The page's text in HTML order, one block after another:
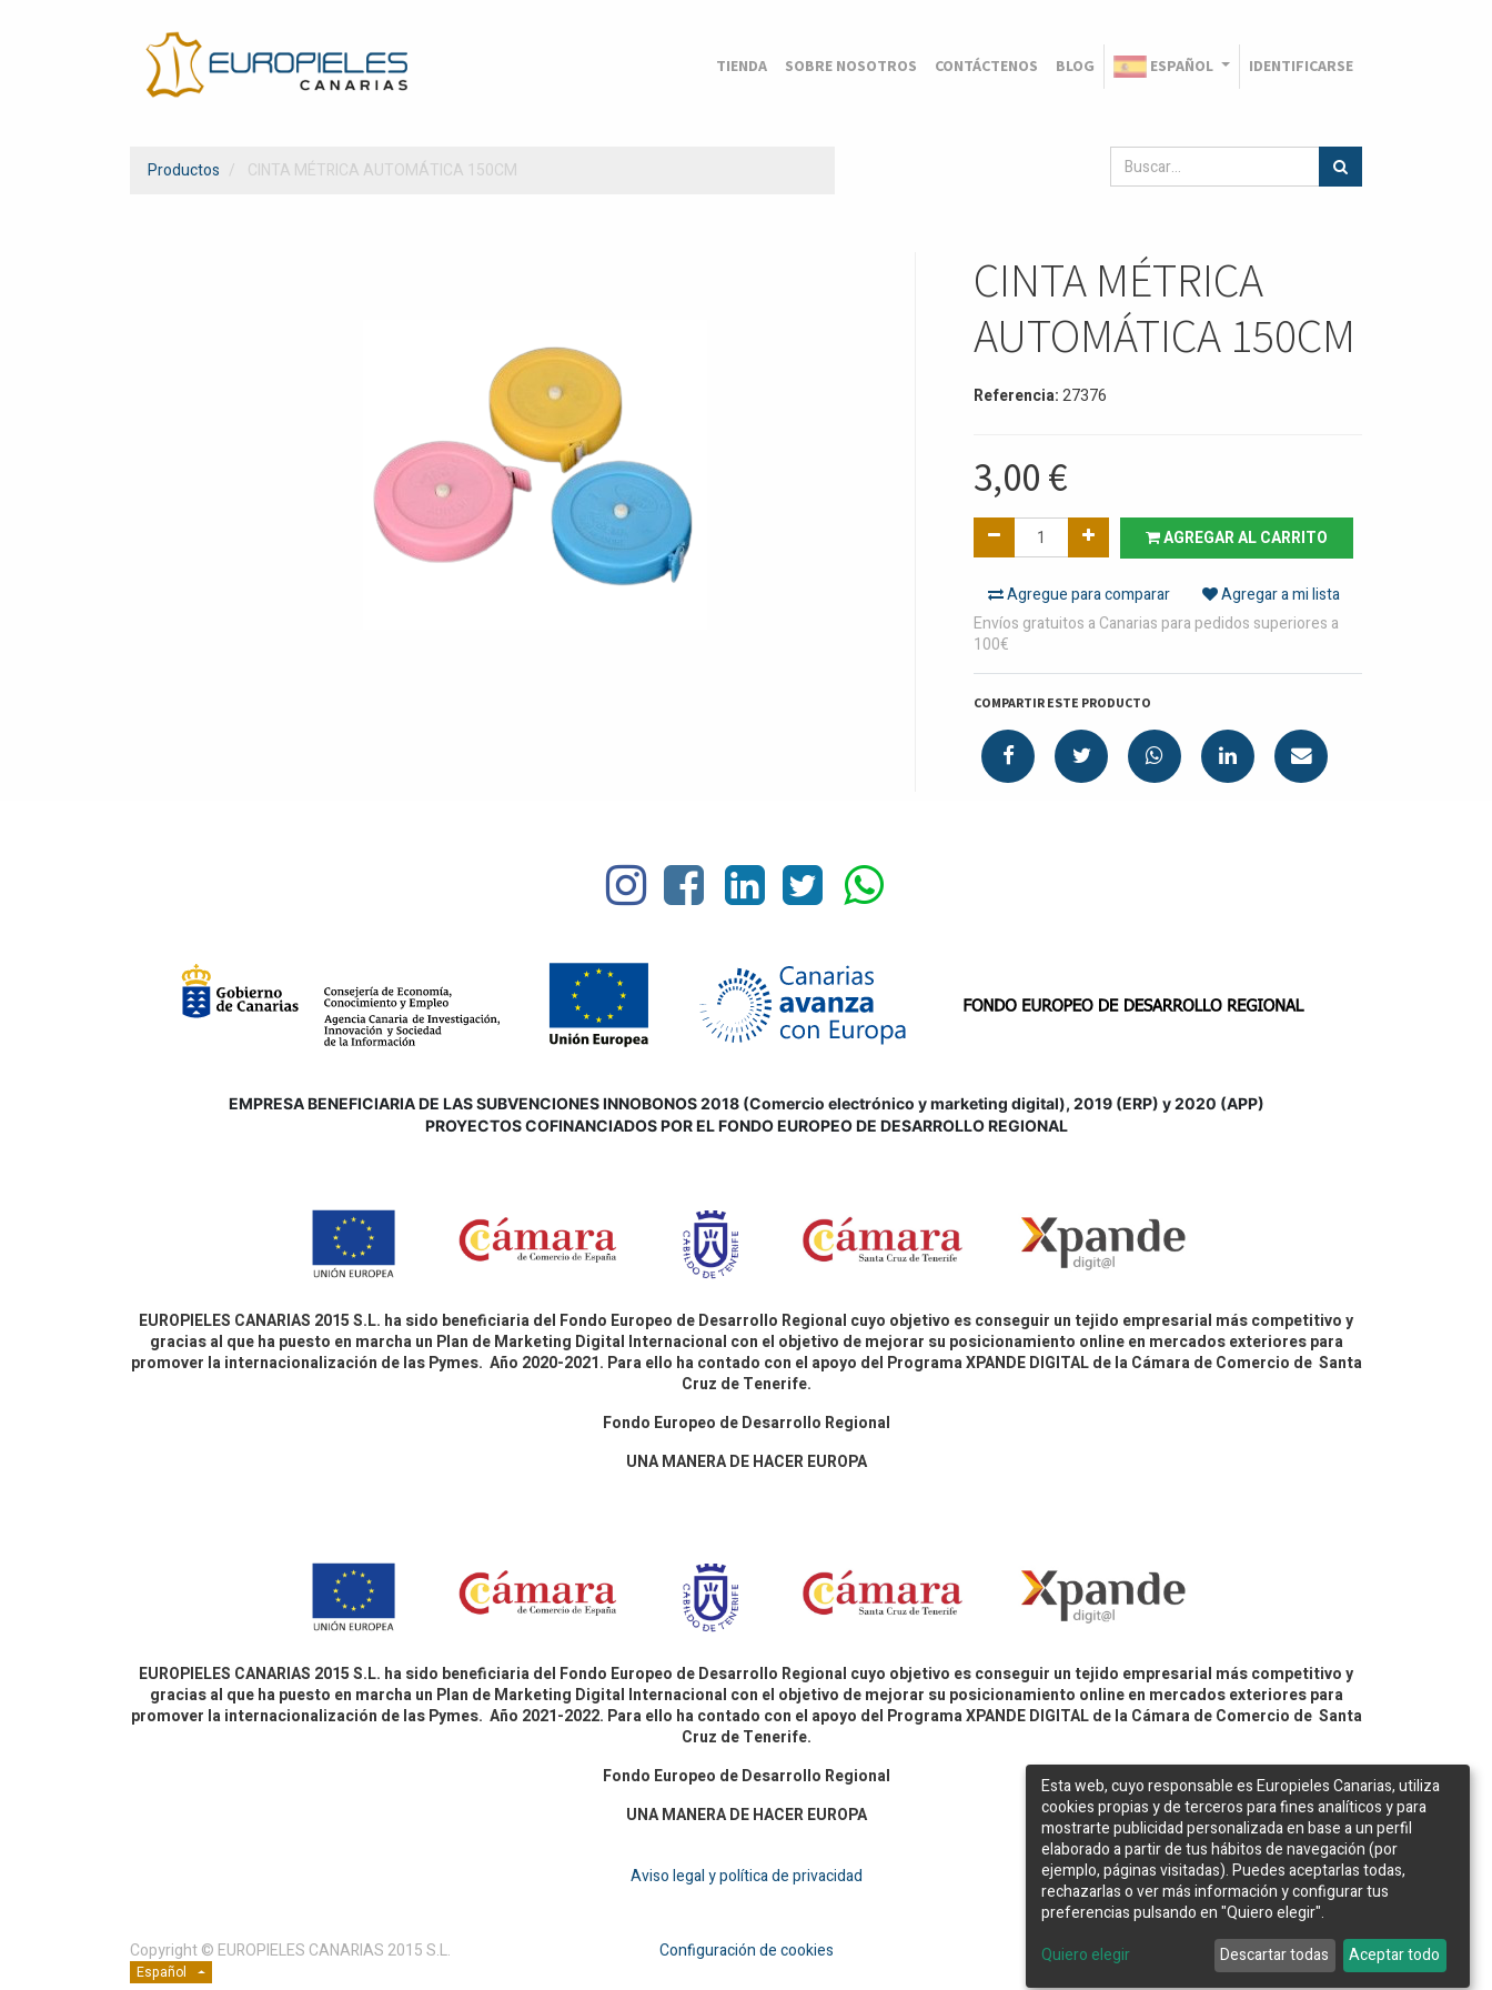
TIENDA SOBRE NOSOTROS CONTÁCTENOS BLOG ESPAÑOL IDENTIFICARSE
Productos CINTA MÉTRICA AUTOMÁTICA 150CM
CINTA MÉTRICA
AUTOMÁTICA 150CM
Referencia:27376
3,00 €
AGREGAR AL CARRITO
Agregue para comparar
Agregar a mi lista
Envíos gratuitos a Canarias para pedidos superiores a
100€
COMPARTIR ESTE PRODUCTO
EMPRESA BENEFICIARIA DE LAS SUBVENCIONES INNOBONOS 2018 (Comercio electrónico y marketing digital), 2019 (ERP) y 2020 (APP)
PROYECTOS COFINANCIADOS POR EL FONDO EUROPEO DE DESARROLLO REGIONAL
EUROPIELES CANARIAS 2015 S.L. ha sido beneficiaria del Fondo Europeo de Desarrollo Regional cuyo objetivo es conseguir un tejido empresarial más competitivo y
gracias al que ha puesto en marcha un Plan de Marketing Digital Internacional con el objetivo de mejorar su posicionamiento online en mercados exteriores para
promover la internacionalización de las Pymes. Año 2020-2021. Para ello ha contado con el apoyo del Programa XPANDE DIGITAL de la Cámara de Comercio de Santa
Cruz de Tenerife.
Fondo Europeo de Desarrollo Regional
UNA MANERA DE HACER EUROPA
EUROPIELES CANARIAS 2015 S.L. ha sido beneficiaria del Fondo Europeo de Desarrollo Regional cuyo objetivo es conseguir un tejido empresarial más competitivo y
gracias al que ha puesto en marcha un Plan de Marketing Digital Internacional con el objetivo de mejorar su posicionamiento online en mercados exteriores para
promover la internacionalización de las Pymes. Año 2021-2022. Para ello ha contado con el apoyo del Programa XPANDE DIGITAL de la Cámara de Comercio de Santa
Cruz de Tenerife.
Fondo Europeo de Desarrollo Regional
UNA MANERA DE HACER EUROPA
Aviso legal y política de privacidad
Copyright © EUROPIELES CANARIAS 2015 S.L.
Español
Configuración de cookies Web desarrollada porBakata Solutions
Esta web, cuyo responsable es Europieles Canarias, utiliza
cookies propias y de terceros para fines analíticos y para
mostrarte publicidad personalizada en base a un perfil
elaborado a partir de tus hábitos de navegación (por
ejemplo, páginas visitadas). Puedes aceptarlas todas,
rechazarlas o ver más información y configurar tus
preferencias pulsando en "Quiero elegir".
Quiero elegir
Descartar todas Aceptar todo